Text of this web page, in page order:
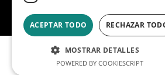
Política de privacidad
ACEPTAR TODO RECHAZAR
MOSTRAR DETALLES
POWERED BY COOKIESCRIPT